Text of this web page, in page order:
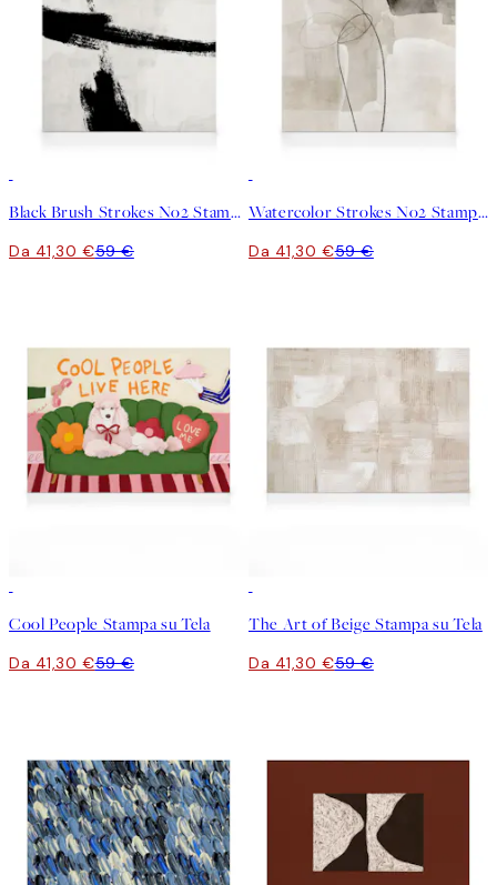
Black Brush Strokes No2 Stampa su Tela
Da 41,30 €59 €
Watercolor Strokes No2 Stampa su Tela
Da 41,30 €59 €
Cool People Stampa su Tela
Da 41,30 €59 €
The Art of Beige Stampa su Tela
Da 41,30 €59 €